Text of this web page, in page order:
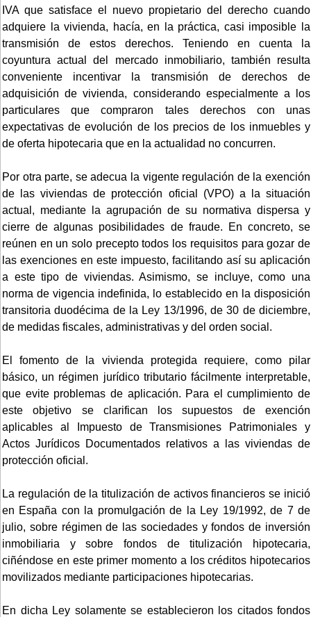
IVA que satisface el nuevo propietario del derecho cuando
adquiere la vivienda, hacía, en la práctica, casi imposible la
transmisión de estos derechos. Teniendo en cuenta la
coyuntura actual del mercado inmobiliario, también resulta
conveniente incentivar la transmisión de derechos de
adquisición de vivienda, considerando especialmente a los
particulares que compraron tales derechos con unas
expectativas de evolución de los precios de los inmuebles y
de oferta hipotecaria que en la actualidad no concurren.
Por otra parte, se adecua la vigente regulación de la exención
de las viviendas de protección oficial (VPO) a la situación
actual, mediante la agrupación de su normativa dispersa y
cierre de algunas posibilidades de fraude. En concreto, se
reúnen en un solo precepto todos los requisitos para gozar de
las exenciones en este impuesto, facilitando así su aplicación
a este tipo de viviendas. Asimismo, se incluye, como una
norma de vigencia indefinida, lo establecido en la disposición
transitoria duodécima de la Ley 13/1996, de 30 de diciembre,
de medidas fiscales, administrativas y del orden social.
El fomento de la vivienda protegida requiere, como pilar
básico, un régimen jurídico tributario fácilmente interpretable,
que evite problemas de aplicación. Para el cumplimiento de
este objetivo se clarifican los supuestos de exención
aplicables al Impuesto de Transmisiones Patrimoniales y
Actos Jurídicos Documentados relativos a las viviendas de
protección oficial.
La regulación de la titulización de activos financieros se inició
en España con la promulgación de la Ley 19/1992, de 7 de
julio, sobre régimen de las sociedades y fondos de inversión
inmobiliaria y sobre fondos de titulización hipotecaria,
ciñéndose en este primer momento a los créditos hipotecarios
movilizados mediante participaciones hipotecarias.
En dicha Ley solamente se establecieron los citados fondos